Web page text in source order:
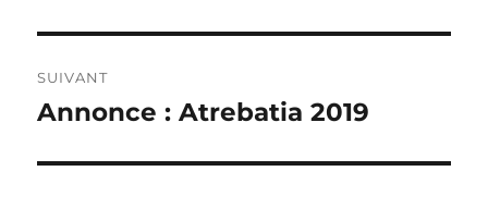
SUIVANT
Publication
Annonce : Atrebatia 2019